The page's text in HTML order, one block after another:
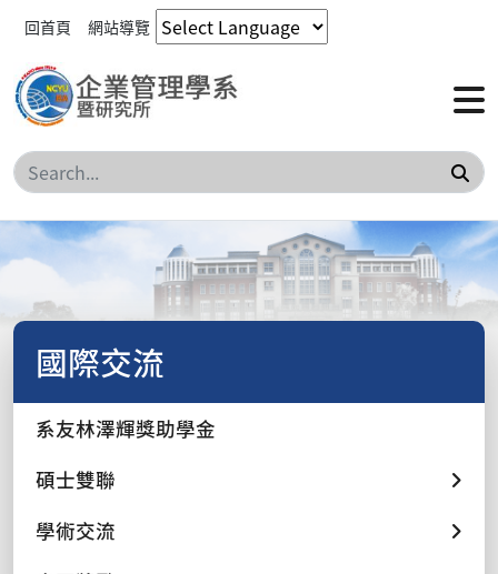
回首頁 網站導覽
搜
國際交流
系友林澤輝獎助學金
碩士雙聯
學術交流